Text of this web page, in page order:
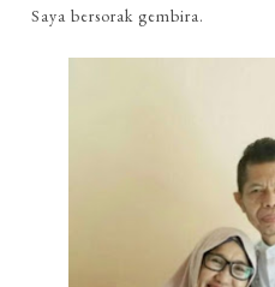
Saya bersorak gembira.